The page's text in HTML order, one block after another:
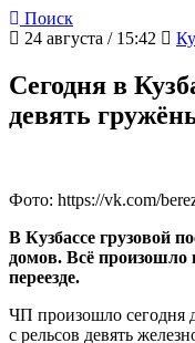
Поиск
24 августа / 15:42
Сегодня в
девять
Фото: https://vk.com/
В Кузбассе грузовой
домов. Всё произошло
переезде.
ЧП произошло сегодня
с рельсов девять